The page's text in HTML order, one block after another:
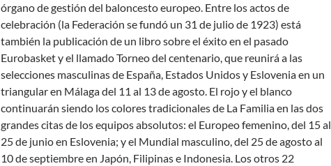
órgano de gestión del baloncesto europeo. Entre los actos de
celebración (la Federación se fundó un 31 de julio de 1923) está
también la publicación de un libro sobre el éxito en el pasado
Eurobasket y el llamado Torneo del centenario, que reunirá a las
selecciones masculinas de España, Estados Unidos y Eslovenia en un
triangular en Málaga del 11 al 13 de agosto. El rojo y el blanco
continuarán siendo los colores tradicionales de La Familia en las dos
grandes citas de los equipos absolutos: el Europeo femenino, del 15 al
25 de junio en Eslovenia; y el Mundial masculino, del 25 de agosto al
10 de septiembre en Japón, Filipinas e Indonesia. Los otros 22